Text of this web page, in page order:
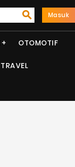
Masuk
OTOMOTIF
TRAVEL